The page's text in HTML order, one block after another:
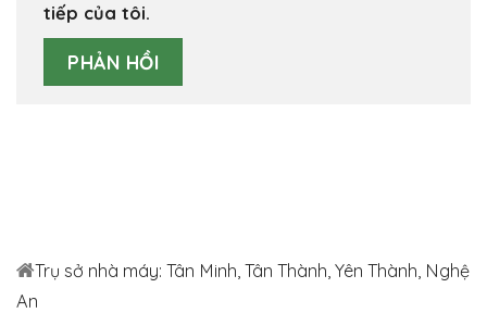
tiếp của tôi.
Trụ sở nhà máy: Tân Minh, Tân Thành, Yên Thành, Nghệ
An